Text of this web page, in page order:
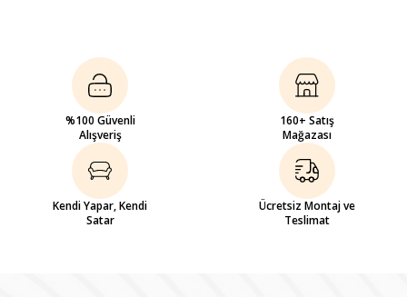
%100 Güvenli
Alışveriş
160+ Satış
Mağazası
Kendi Yapar, Kendi
Satar
Ücretsiz Montaj ve
Teslimat